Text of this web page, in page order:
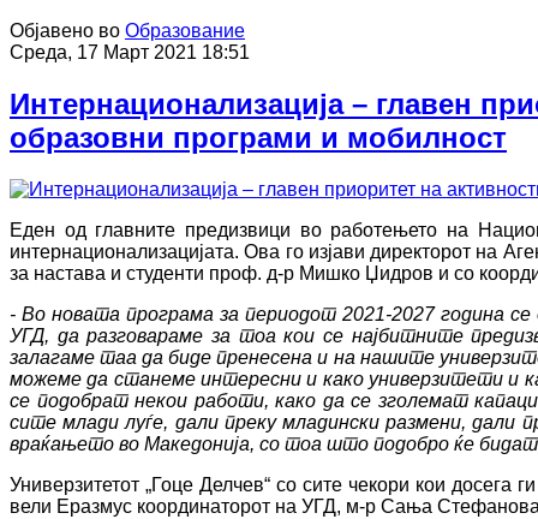
Објавено во Образование
Среда, 17 Март 2021 18:51
Интернационализација – главен
образовни програми и мобилност
Еден од главните предизвици во работењето на
интернационализацијата. Ова го изјави директорот на
за настава и студенти проф. д-р Мишко Џидров и со
- Во новата програма за периодот 2021-2027 година
УГД, да разговараме за тоа кои се најбитните
залагаме таа да биде пренесена и на нашите
можеме да станеме интересни и како универзитети и
се подобрат некои работи, како да се зголемат
сите млади луѓе, дали преку младински размени,
враќањето во Македонија, со тоа што подобро ќе
Универзитетот „Гоце Делчев“ со сите чекори кои досега
вели Еразмус координаторот на УГД, м-р Сања